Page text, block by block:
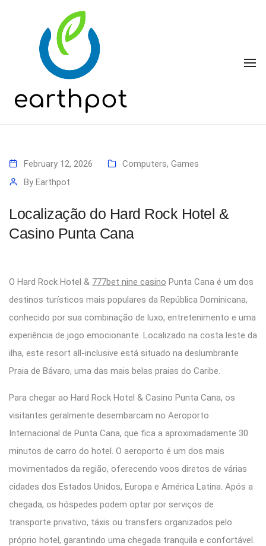
February 12, 2026
Computers, Games
By Earthpot
Localização do Hard Rock Hotel &
Casino Punta Cana
O Hard Rock Hotel & 777bet nine casino Punta Cana é um dos
destinos turísticos mais populares da República Dominicana,
conhecido por sua combinação de luxo, entretenimento e uma
experiência de jogo emocionante. Localizado na costa leste da
ilha, este resort all-inclusive está situado na deslumbrante
Praia de Bávaro, uma das mais belas praias do Caribe.
Para chegar ao Hard Rock Hotel & Casino Punta Cana, os
visitantes geralmente desembarcam no Aeroporto
Internacional de Punta Cana, que fica a aproximadamente 30
minutos de carro do hotel. O aeroporto é um dos mais
movimentados da região, oferecendo voos diretos de várias
cidades dos Estados Unidos, Europa e América Latina. Após a
chegada, os hóspedes podem optar por serviços de
transporte privativo, táxis ou transfers organizados pelo
próprio hotel, garantindo uma chegada tranquila e confortável.